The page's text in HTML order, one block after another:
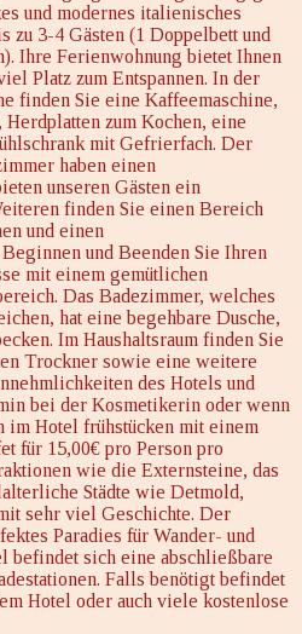
und modernes italienisches
zu 3-4 Gästen (1 Doppelbett und
Ihre Ferienwohnung bietet Ihnen
Platz zum Entspannen. In der
finden Sie eine Kaffeemaschine,
zum Kochen, eine
mit Gefrierfach. Der
haben einen
unseren Gästen ein
finden Sie einen Bereich
und einen
und Beenden Sie Ihren
mit einem gemütlichen
Das Badezimmer, welches
hat eine begehbare Dusche,
Im Haushaltsraum finden Sie
Trockner sowie eine weitere
des Hotels und
bei der Kosmetikerin oder wenn
im Hotel frühstücken mit einem
für 15,00€ pro Person pro
wie die Externsteine, das
Städte wie Detmold,
sehr viel Geschichte. Der
Paradies für Wander- und
befindet sich eine abschließbare
Falls benötigt befindet
Hotel oder auch viele kostenlose